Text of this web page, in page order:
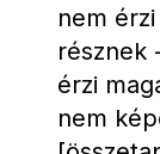
nem
résznek
érzi
nem